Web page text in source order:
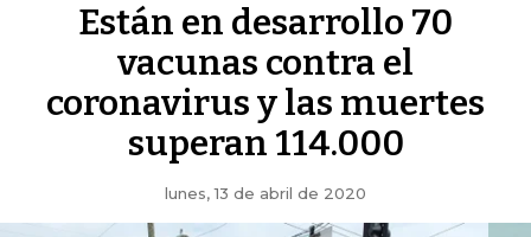
Están en desarrollo 70
vacunas contra el
coronavirus y las muertes
superan 114.000
lunes, 13 de abril de 2020